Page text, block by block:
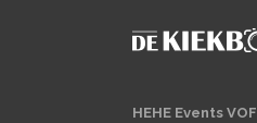
HEHE Events VOF